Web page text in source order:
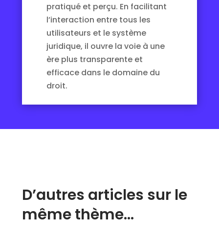
pratiqué et perçu. En facilitant
l’interaction entre tous les
utilisateurs et le système
juridique, il ouvre la voie à une
ère plus transparente et
efficace dans le domaine du
droit.
D’autres articles sur le
même thème…